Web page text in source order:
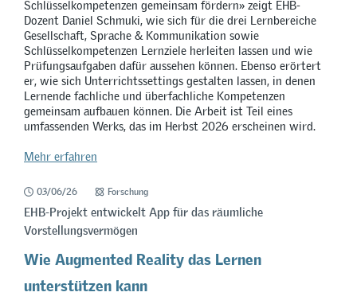
Schlüsselkompetenzen gemeinsam fördern» zeigt EHB-
Dozent Daniel Schmuki, wie sich für die drei Lernbereiche
Gesellschaft, Sprache & Kommunikation sowie
Schlüsselkompetenzen Lernziele herleiten lassen und wie
Prüfungsaufgaben dafür aussehen können. Ebenso erörtert
er, wie sich Unterrichtssettings gestalten lassen, in denen
Lernende fachliche und überfachliche Kompetenzen
gemeinsam aufbauen können. Die Arbeit ist Teil eines
umfassenden Werks, das im Herbst 2026 erscheinen wird.
Mehr erfahren
03/06/26 Forschung
EHB-Projekt entwickelt App für das räumliche
Vorstellungsvermögen
Wie Augmented Reality das Lernen
unterstützen kann